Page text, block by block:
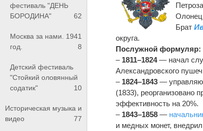
фестиваль "ДЕНЬ
БОРОДИНА"
62
Москва за нами. 1941
год.
8
Детский фестиваль
"Стойкий оловянный
содатик"
10
Историческая музыка и
видео
77
Брат
округа.
Послужной формуляр:
– 1811–1824 — начал
Александровского
– 1824–1843 —
(1833), реорганизовано
эффективность на 20%.
– 1843–1858 —
и медных монет,